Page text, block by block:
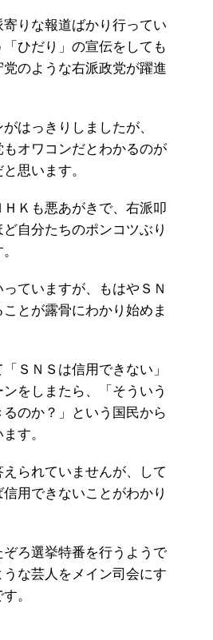
りな報道ばかり行ってい
ひだり」の宣伝をしても
のような右派政党が躍進
はっきりしましたが、
もオワコンだとわかるのが
思います。
Ｋも悪あがきで、右派叩
自分たちのポンコツぶり
ていますが、もはやＳＮ
とが露骨にわかり始めま
ＳＮＳは信用できない」
をしまたら、「そういう
のか？」という国民から
す。
られていませんが、して
用できないことがわかり
ぞろ選挙特番を行うようで
な芸人をメイン司会にす
。